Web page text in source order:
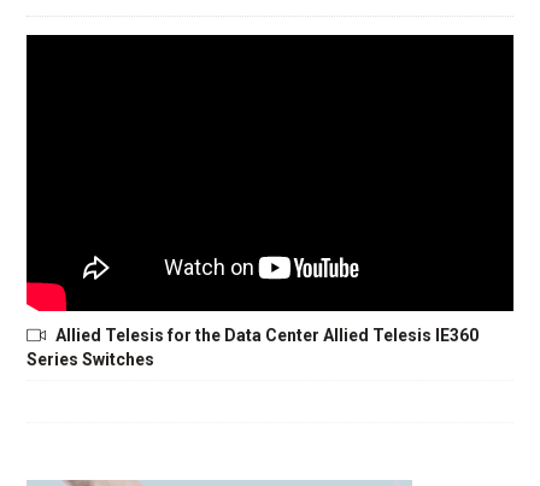
Allied Telesis for the Data Center Allied Telesis IE360
Series Switches